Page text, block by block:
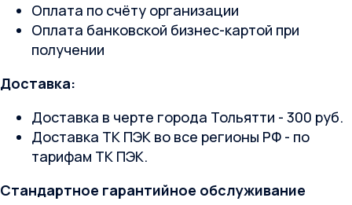
Оплата по счёту организации
Оплата банковской бизнес-картой при
получении
Доставка:
Доставка в черте города Тольятти - 300 руб.
Доставка ТК ПЭК во все регионы РФ - по
тарифам ТК ПЭК.
Стандартное гарантийное обслуживание